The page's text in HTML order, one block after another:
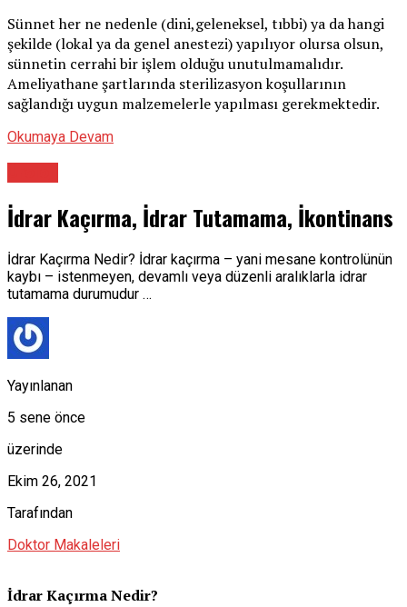
Sünnet her ne nedenle (dini,geleneksel, tıbbi) ya da hangi
şekilde (lokal ya da genel anestezi) yapılıyor olursa olsun,
sünnetin cerrahi bir işlem olduğu unutulmamalıdır.
Ameliyathane şartlarında sterilizasyon koşullarının
sağlandığı uygun malzemelerle yapılması gerekmektedir.
Okumaya Devam
İdrar Kaçırma, İdrar Tutamama, İkontinans
İdrar Kaçırma Nedir? İdrar kaçırma – yani mesane kontrolünün
kaybı – istenmeyen, devamlı veya düzenli aralıklarla idrar
tutamama durumudur …
Yayınlanan
5 sene önce
üzerinde
Ekim 26, 2021
Tarafından
Doktor Makaleleri
İdrar Kaçırma Nedir?